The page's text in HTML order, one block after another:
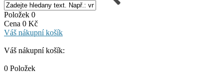
Položek 0
Cena 0 Kč
Váš nákupní košík
Váš nákupní košík:
0 Položek